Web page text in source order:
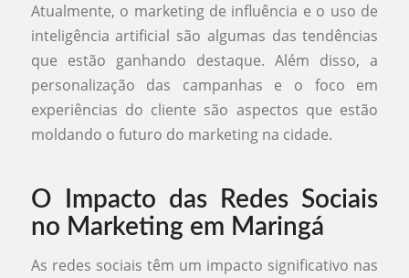
Atualmente, o marketing de influência e o uso de
inteligência artificial são algumas das tendências
que estão ganhando destaque. Além disso, a
personalização das campanhas e o foco em
experiências do cliente são aspectos que estão
moldando o futuro do marketing na cidade.
O Impacto das Redes Sociais
no Marketing em Maringá
As redes sociais têm um impacto significativo nas